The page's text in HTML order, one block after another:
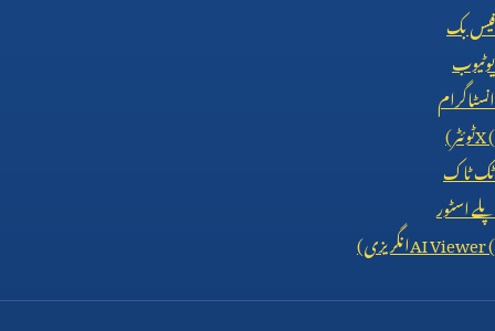
فیس بک
یوٹیوب
انسٹاگرام
X (ٹوئٹر)
ٹک ٹاک
پلے اسٹور
AI Viewer (انگریزی)